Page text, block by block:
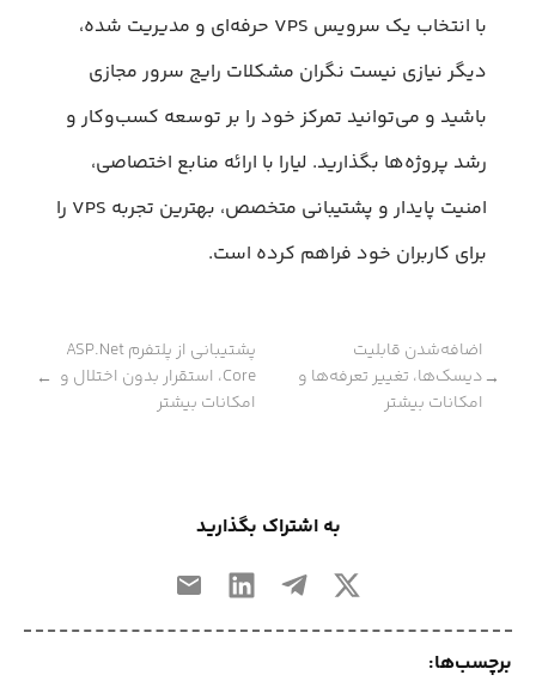
با انتخاب یک سرویس VPS حرفه‌ای و مدیریت شده،
دیگر نیازی نیست نگران مشکلات رایج سرور مجازی
باشید و می‌توانید تمرکز خود را بر توسعه کسب‌وکار و
رشد پروژه‌ها بگذارید. لیارا با ارائه منابع اختصاصی،
امنیت پایدار و پشتیبانی متخصص، بهترین تجربه VPS را
برای کاربران خود فراهم کرده است.
→
اضافه‌شدن قابلیت
دیسک‌ها، تغییر تعرفه‌ها و
امکانات بیشتر
پشتیبانی از پلتفرم ASP.Net
Core، استقرار بدون اختلال و
امکانات بیشتر
←
به اشتراک بگذارید
برچسب‌ها: